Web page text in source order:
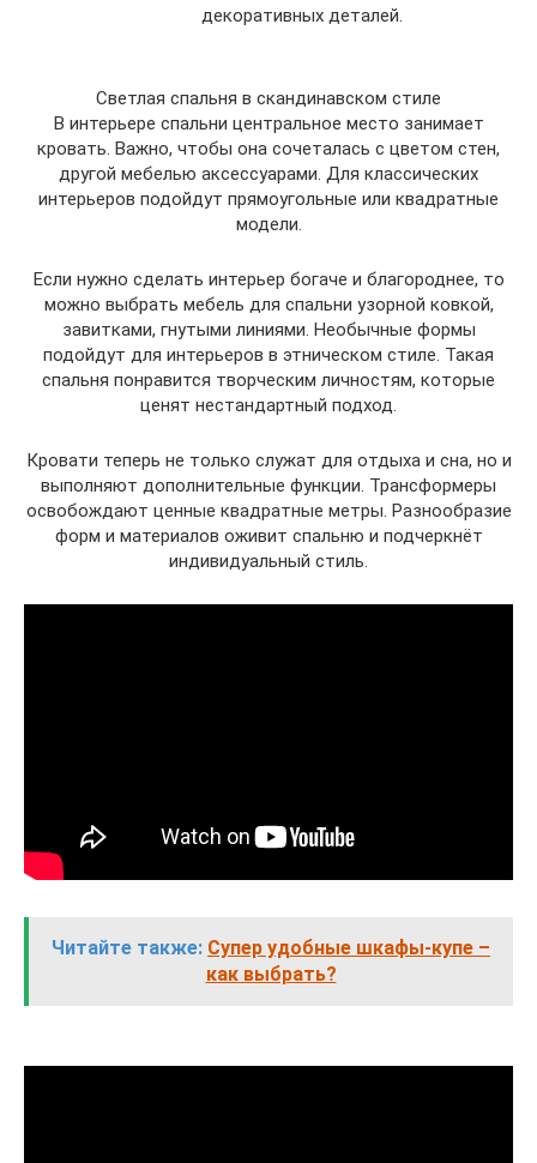
декоративных деталей.
Светлая спальня в скандинавском стиле
В интерьере спальни центральное место занимает
кровать. Важно, чтобы она сочеталась с цветом стен,
другой мебелью аксессуарами. Для классических
интерьеров подойдут прямоугольные или квадратные
модели.
Если нужно сделать интерьер богаче и благороднее, то
можно выбрать мебель для спальни узорной ковкой,
завитками, гнутыми линиями. Необычные формы
подойдут для интерьеров в этническом стиле. Такая
спальня понравится творческим личностям, которые
ценят нестандартный подход.
Кровати теперь не только служат для отдыха и сна, но и
выполняют дополнительные функции. Трансформеры
освобождают ценные квадратные метры. Разнообразие
форм и материалов оживит спальню и подчеркнёт
индивидуальный стиль.
Читайте также: Супер удобные шкафы-купе –
как выбрать?